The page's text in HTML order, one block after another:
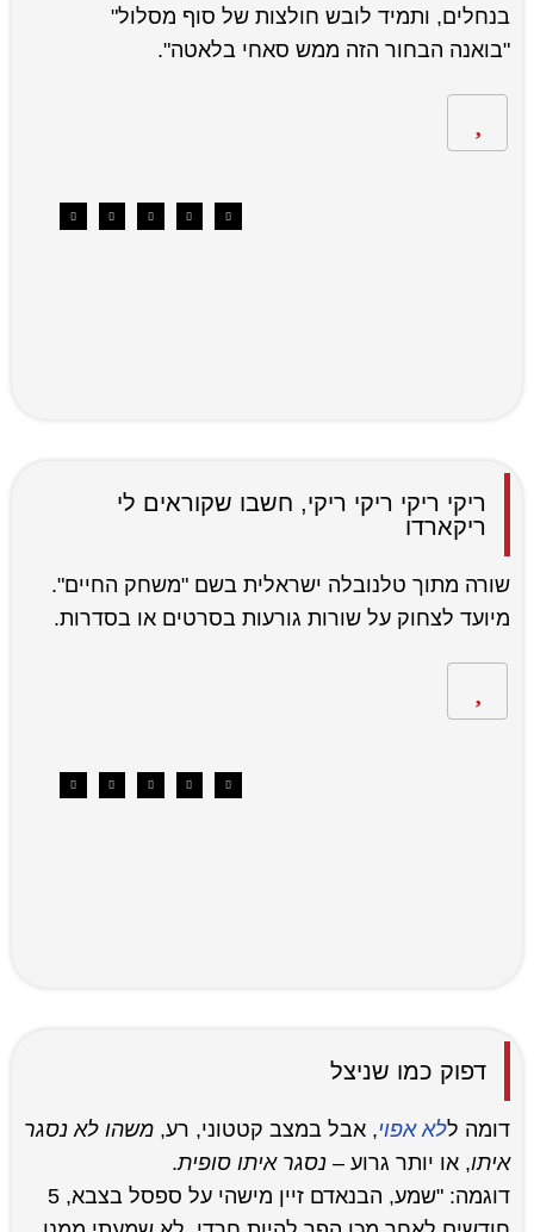
בנחלים, ותמיד לובש חולצות של סוף מסלול"
"בואנה הבחור הזה ממש סאחי בלאטה".
ריקי ריקי ריקי ריקי, חשבו שקוראים לי
ריקארדו
שורה מתוך טלנובלה ישראלית בשם "משחק החיים".
מיועד לצחוק על שורות גורעות בסרטים או בסדרות.
דפוק כמו שניצל
דומה ללא אפוי, אבל במצב קטטוני, רע, משהו לא נסגר
איתו, או יותר גרוע – נסגר איתו סופית.
דוגמה: "שמע, הבנאדם זיין מישהי על ספסל בצבא, 5